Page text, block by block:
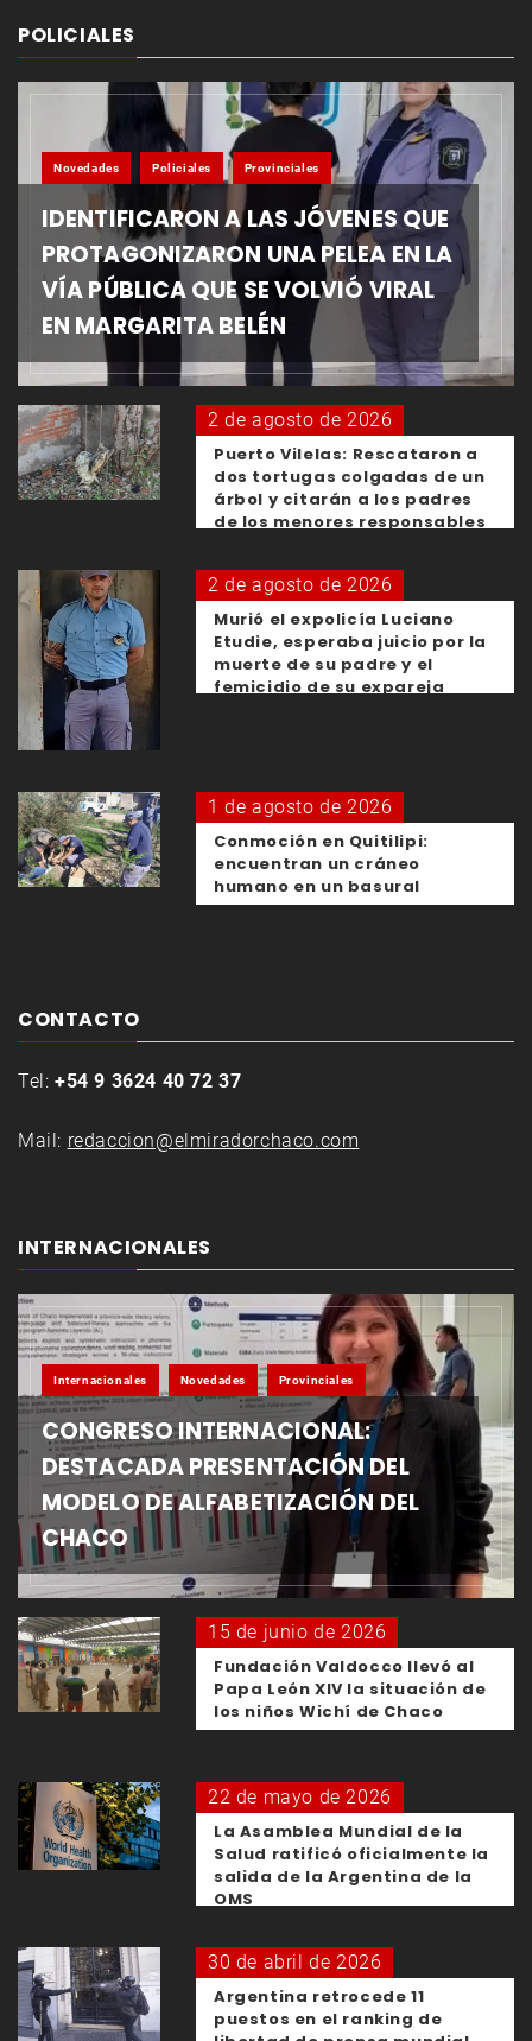
POLICIALES
Novedades Policiales Provinciales
IDENTIFICARON A LAS JÓVENES QUE
PROTAGONIZARON UNA PELEA EN LA
VÍA PÚBLICA QUE SE VOLVIÓ VIRAL
EN MARGARITA BELÉN
2 de agosto de 2026
Puerto Vilelas: Rescataron a
dos tortugas colgadas de un
árbol y citarán a los padres
de los menores responsables
2 de agosto de 2026
Murió el expolicía Luciano
Etudie, esperaba juicio por la
muerte de su padre y el
femicidio de su expareja
1 de agosto de 2026
Conmoción en Quitilipi:
encuentran un cráneo
humano en un basural
CONTACTO
Tel: +54 9 3624 40 72 37
Mail: redaccion@elmiradorchaco.com
INTERNACIONALES
Internacionales Novedades Provinciales
CONGRESO INTERNACIONAL:
DESTACADA PRESENTACIÓN DEL
MODELO DE ALFABETIZACIÓN DEL
CHACO
15 de junio de 2026
Fundación Valdocco llevó al
Papa León XIV la situación de
los niños Wichí de Chaco
22 de mayo de 2026
La Asamblea Mundial de la
Salud ratificó oficialmente la
salida de la Argentina de la
OMS
30 de abril de 2026
Argentina retrocede 11
puestos en el ranking de